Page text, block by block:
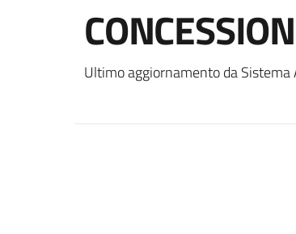
Ultimo aggiornamento da Sistema